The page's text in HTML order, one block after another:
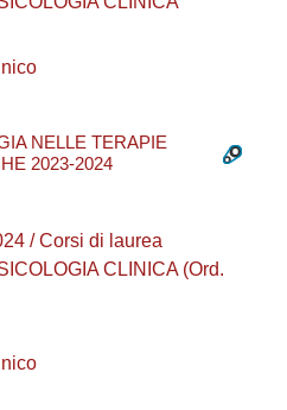
NELLE TERAPIE
2023-2024
/ Corsi di laurea
CLINICA (Ord.